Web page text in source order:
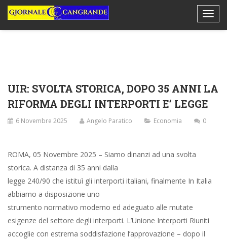
UIR: SVOLTA STORICA, DOPO 35 ANNI LA
RIFORMA DEGLI INTERPORTI E’ LEGGE
6 Novembre 2025 Angelo Paratico Economia 0
ROMA, 05 Novembre 2025 – Siamo dinanzi ad una svolta
storica. A distanza di 35 anni dalla
legge 240/90 che istituì gli interporti italiani, finalmente In Italia
abbiamo a disposizione uno
strumento normativo moderno ed adeguato alle mutate
esigenze del settore degli interporti. L’Unione Interporti Riuniti
accoglie con estrema soddisfazione l’approvazione – dopo il